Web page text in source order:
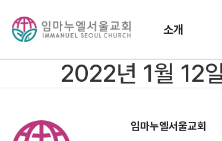
소개
2022년 1월 12
임마누엘서울교회